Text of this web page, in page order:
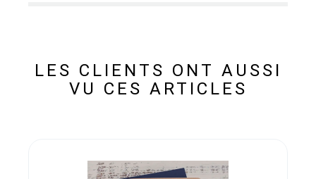
LES CLIENTS ONT AUSSI
VU CES ARTICLES